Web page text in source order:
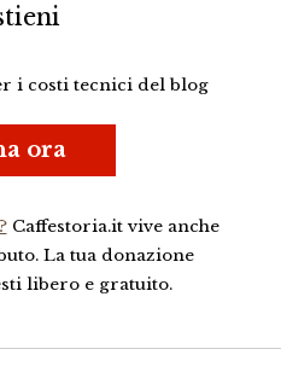
i costi tecnici del blog
ora
Caffestoria.it vive anche
La tua donazione
libero e gratuito.